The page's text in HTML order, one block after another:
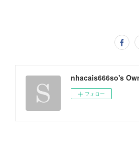
nhacais666so's
フォロー